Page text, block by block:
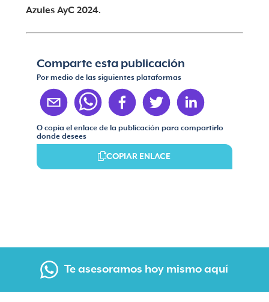
Azules AyC 2024.
Comparte esta publicación
Por medio de las siguientes plataformas
O copia el enlace de la publicación para compartirlo
donde desees
COPIAR ENLACE
Te asesoramos hoy mismo aquí